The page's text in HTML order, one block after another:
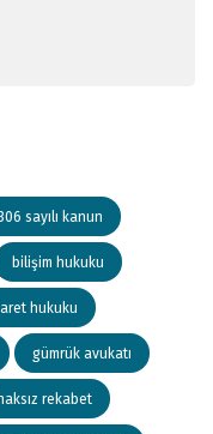
sayılı kanun
bilişim hukuku
hukuku
gümrük avukatı
rekabet